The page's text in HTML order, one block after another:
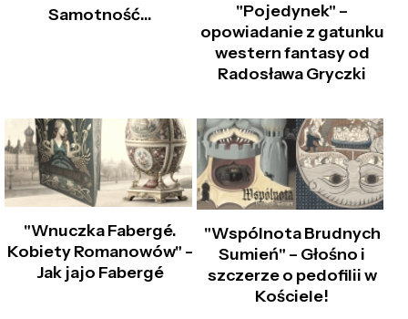
Samotność...
"Pojedynek" –
opowiadanie z gatunku
western fantasy od
Radosława Gryczki
"Wnuczka Fabergé.
Kobiety Romanowów" –
Jak jajo Fabergé
"Wspólnota Brudnych
Sumień" – Głośno i
szczerze o pedofilii w
Kościele!